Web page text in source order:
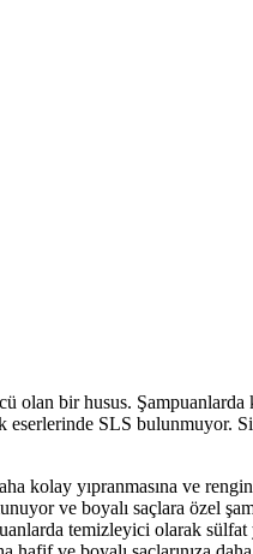
olan bir husus.
eserlerinde SLS bulunmuyor.
kolay yıpranmasına ve
ve boyalı saçlara özel
temizleyici olarak